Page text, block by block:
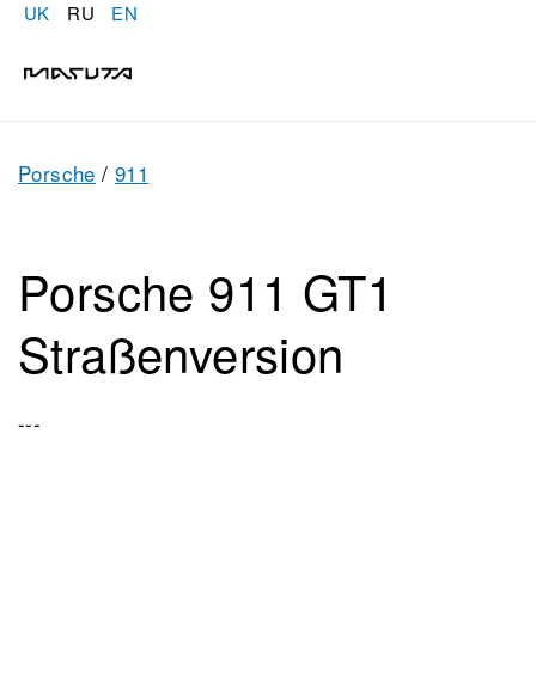
UK RU EN
Porsche / 911
Porsche 911 GT1
Straßenversion
---